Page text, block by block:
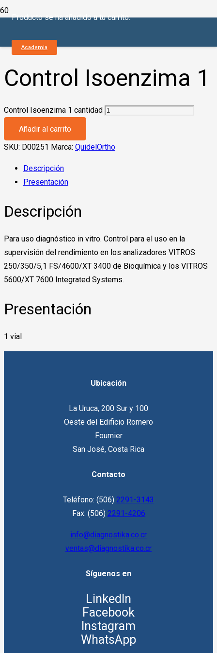
Productose ha añadido a tu carrito.
Academia
Control Isoenzima 1
Control Isoenzima 1 cantidad
Añadir al carrito
SKU: D00251 Marca: QuidelOrtho
Descripción
Presentación
Descripción
Para uso diagnóstico in vitro. Control para el uso en la
supervisión del rendimiento en los analizadores VITROS
250/350/5,1 FS/4600/XT 3400 de Bioquímica y los VITROS
5600/XT 7600 Integrated Systems.
Presentación
1 vial
Ubicación
La Uruca, 200 Sur y 100
Oeste del Edificio Romero
Fournier
San José, Costa Rica
Contacto
Teléfono: (506) 2291-3143
Fax: (506) 2291-4206
info@diagnostika.co.cr
ventas@diagnostika.co.cr
Síguenos en
LinkedIn
Facebook
Instagram
WhatsApp